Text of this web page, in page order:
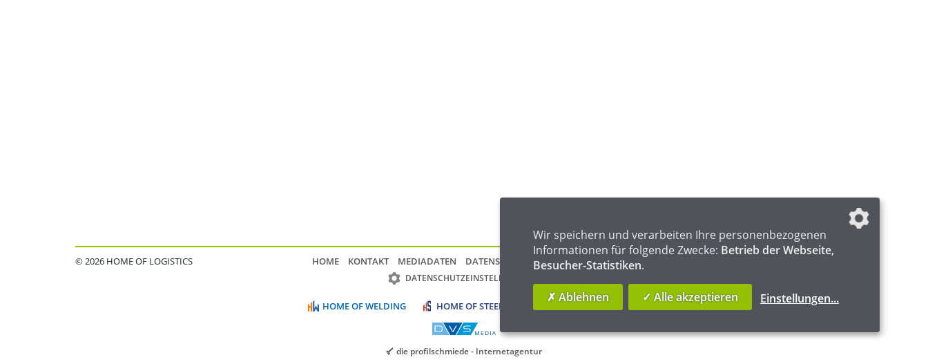
© 2026 HOME OF LOGISTICS HOME KONTAKT MEDIADATEN DATENSCHUTZ IMPRESSUM FAQ
DATENSCHUTZEINSTELLUNGEN
HOME OF WELDING HOME OF STEEL HOME OF FOUNDRY
die profilschmiede - Internetagentur
Wir speichern und verarbeiten Ihre personenbezogenen
Informationen für folgende Zwecke: Betrieb der Webseite,
Besucher-Statistiken.
✗ Ablehnen ✓ Alle akzeptieren Einstellungen...